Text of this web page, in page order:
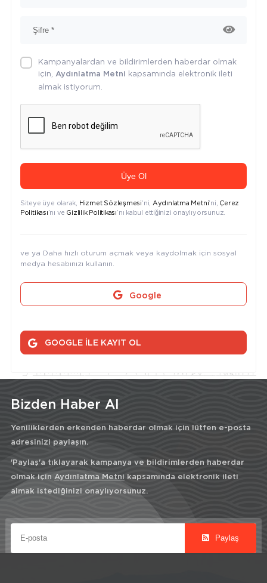
Kampanyalardan ve bildirimlerden haberdar olmak
için, Aydınlatma Metni kapsamında elektronik ileti
almak istiyorum.
Üye Ol
Siteye üye olarak, Hizmet Sözleşmesi’ni, Aydınlatma Metni’ni, Çerez
Politikası’nı ve Gizlilik Politikası’nı kabul ettiğinizi onaylıyorsunuz.
ve ya Daha hızlı oturum açmak veya kaydolmak için sosyal
medya hesabınızı kullanın.
Google
GOOGLE İLE KAYIT OL
Bizden Haber Al
Yeniliklerden erkenden haberdar olmak için lütfen e-posta
adresinizi paylaşın.
'Paylaş'a tıklayarak kampanya ve bildirimlerden haberdar
olmak için Aydınlatma Metni kapsamında elektronik ileti
almak istediğinizi onaylıyorsunuz.
Paylaş